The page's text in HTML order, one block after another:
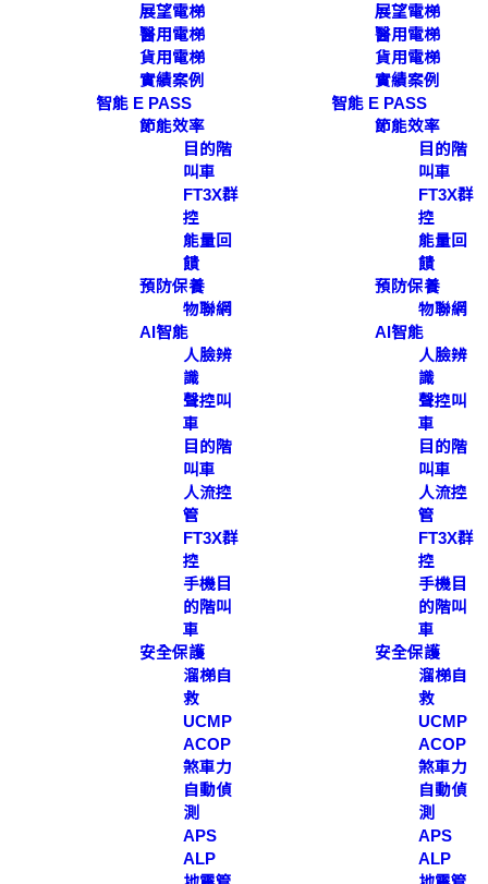
展望電梯
醫用電梯
貨用電梯
實績案例
智能 E PASS
節能效率
目的階
叫車
FT3X群
控
能量回
饋
預防保養
物聯網
AI智能
人臉辨
識
聲控叫
車
目的階
叫車
人流控
管
FT3X群
控
手機目
的階叫
車
安全保護
溜梯自
救
UCMP
ACOP
煞車力
自動偵
測
APS
ALP
展望電梯
醫用電梯
貨用電梯
實績案例
智能 E PASS
節能效率
目的階
叫車
FT3X群
控
能量回
饋
預防保養
物聯網
AI智能
人臉辨
識
聲控叫
車
目的階
叫車
人流控
管
FT3X群
控
手機目
的階叫
車
安全保護
溜梯自
救
UCMP
ACOP
煞車力
自動偵
測
APS
ALP